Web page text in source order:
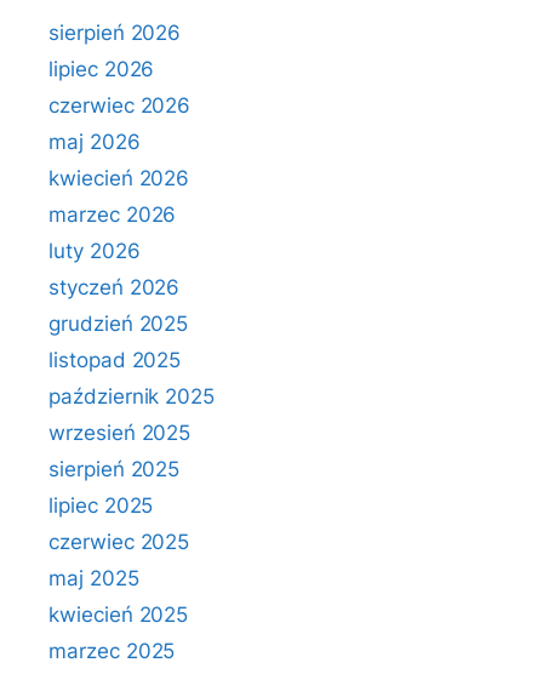
sierpień 2026
lipiec 2026
czerwiec 2026
maj 2026
kwiecień 2026
marzec 2026
luty 2026
styczeń 2026
grudzień 2025
listopad 2025
październik 2025
wrzesień 2025
sierpień 2025
lipiec 2025
czerwiec 2025
maj 2025
kwiecień 2025
marzec 2025